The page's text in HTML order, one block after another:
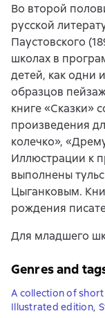
Во второй
русской
Паустовского
школах в
детей, как одни
образцов
книге «Сказки»
произведения
колечко»,
Иллюстрации к
выполнены
Цыганковым.
рождения
Для младшего
Genres and
A collection of
Illustrated edition,